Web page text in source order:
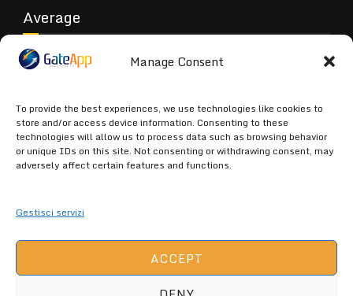
Manage Consent
To provide the best experiences, we use technologies like cookies to
store and/or access device information. Consenting to these
technologies will allow us to process data such as browsing behavior
or unique IDs on this site. Not consenting or withdrawing consent, may
adversely affect certain features and functions.
Gestisci servizi
ACCEPT
Average
Terrible